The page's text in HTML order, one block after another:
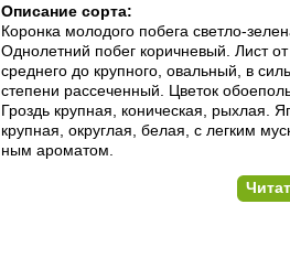
Описание сорта:
Коронка молодого побега светло-
Однолетний побег коричневый. Лист от
среднего до крупного, овальный, в
степени рассеченный. Цветок
Гроздь крупная, кони­ческая, рыхлая.
крупная, округлая, белая, с легким
ным ароматом.